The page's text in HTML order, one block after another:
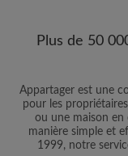
Plus de 50
Appartager est une
pour les
ou une maison
manière simple et
1999, notre